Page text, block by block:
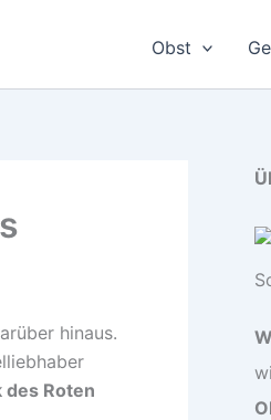
Obst
hinaus.
des Roten